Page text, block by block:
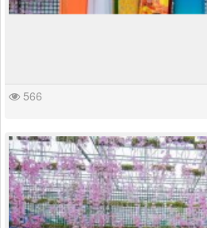
566